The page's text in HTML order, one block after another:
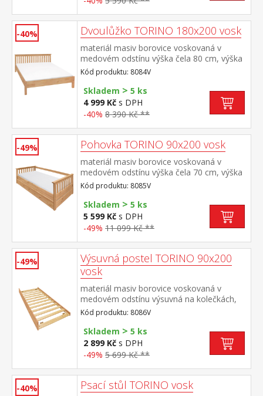
-40% Dvoulůžko TORINO 180x200 vosk
materiál masiv borovice voskovaná v
medovém odstínu výška čela 80 cm, výška
sedu 38 cm, cena bez roštu a
matrace minimální doporučená výška
matrace 15 cm doporučený rozměr
matrace 180 × 200 cm nebo 2 kusy 90 ×
200 cm a rošt R4 nebo 2 kusy
každé polovině postele
Kód produktu: 8084V
Skladem > 5 ks
4 999 Kč s DPH
-40% 8 390 Kč **
-49% Pohovka TORINO 90x200 vosk
materiál masiv borovice voskovaná v
medovém odstínu výška čela 70 cm, výška
sedu 42 cm, cena bez roštu a
matrace minimální doporučená výška
matrace 15 cm doporučený rozměr
matrace 90 × 200 cm a rošt R1 k pohovce
možno dokoupit výsuvnou přistýlku
Kód produktu: 8085V
Skladem > 5 ks
5 599 Kč s DPH
-49% 11 099 Kč **
-49%
Výsuvná postel TORINO 90x200
vosk
materiál masiv borovice voskovaná v
medovém odstínu výsuvná na kolečkách,
cena bez matrace maximální doporučená
výška matrace 14 cm doporučený rozměr
matrace 90 × 200 cm vhodná jako výsuvná
přistýlka k pohovce TORINO 8085V
Kód produktu: 8086V
Skladem > 5 ks
2 899 Kč s DPH
-49% 5 699 Kč **
-40% Psací stůl TORINO vosk